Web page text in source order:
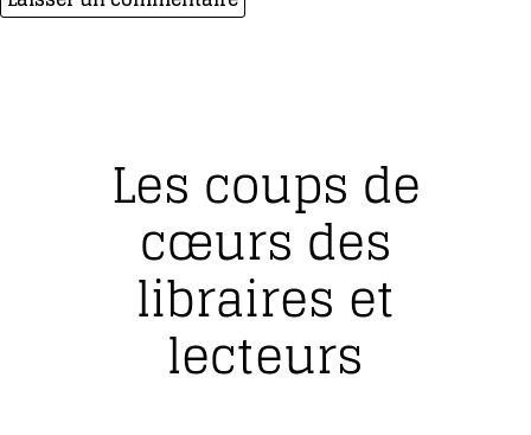
Les coups de
cœurs des
libraires et
lecteurs